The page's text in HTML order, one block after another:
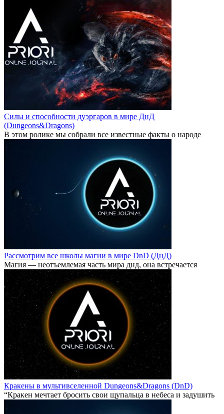
Силы и способности дуэргаров в мире ДнД
(Dungeons&Dragons)
В этом ролике мы собрали все известные факты о народе
Рассмотрим все школы магии в мире DnD (ДнД)
Магия — неотъемлемая часть мира днд, она встречается
Кракены в мультивселенной Dungeons&Dragons (DnD)
“Кракен мечтает бросить свои щупальца в небеса и задушить